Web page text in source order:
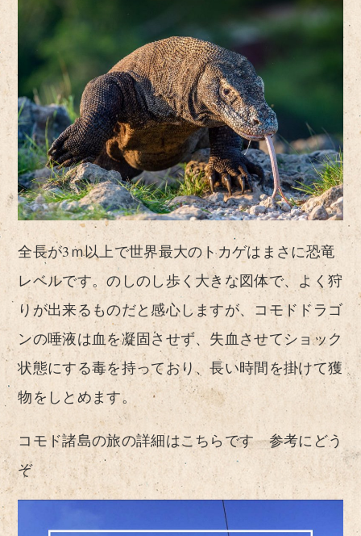
全長が3ｍ以上で世界最大のトカゲはまさに恐竜
レベルです。のしのし歩く大きな図体で、よく狩
りが出来るものだと感心しますが、コモドドラゴ
ンの唾液は血を凝固させず、失血させてショック
状態にする毒を持っており、長い時間を掛けて獲
物をしとめます。
コモド諸島の旅の詳細はこちらです 参考にどう
ぞ